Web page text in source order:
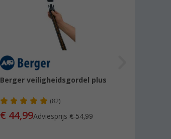
Berger veiligheidsgordel plus
(82)
€ 44,99Adviesprijs € 54,99